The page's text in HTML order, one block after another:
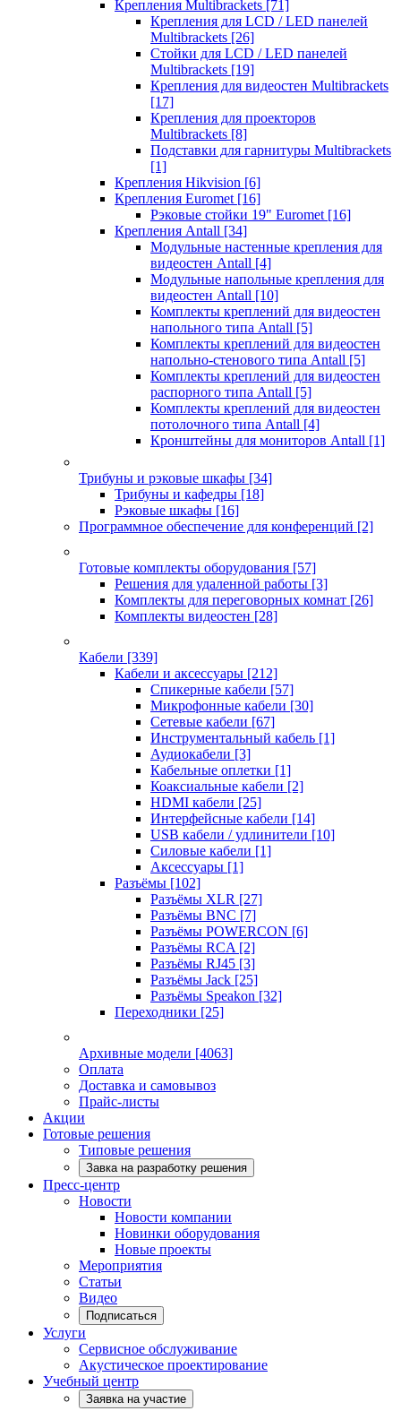
Крепления Multibrackets [71]
Крепления для LCD / LED панелей
Multibrackets [26]
Стойки для LCD / LED панелей
Multibrackets [19]
Крепления для видеостен Multibrackets
[17]
Крепления для проекторов
Multibrackets [8]
Подставки для гарнитуры Multibrackets
[1]
Крепления Hikvision [6]
Крепления Euromet [16]
Рэковые стойки 19" Euromet [16]
Крепления Antall [34]
Модульные настенные крепления для
видеостен Antall [4]
Модульные напольные крепления для
видеостен Antall [10]
Комплекты креплений для видеостен
напольного типа Antall [5]
Комплекты креплений для видеостен
напольно-стенового типа Antall [5]
Комплекты креплений для видеостен
распорного типа Antall [5]
Комплекты креплений для видеостен
потолочного типа Antall [4]
Кронштейны для мониторов Antall [1]
Трибуны и рэковые шкафы [34]
Трибуны и кафедры [18]
Рэковые шкафы [16]
Программное обеспечение для конференций [2]
Готовые комплекты оборудования [57]
Решения для удаленной работы [3]
Комплекты для переговорных комнат [26]
Комплекты видеостен [28]
Кабели [339]
Кабели и аксессуары [212]
Спикерные кабели [57]
Микрофонные кабели [30]
Сетевые кабели [67]
Инструментальный кабель [1]
Аудиокабели [3]
Кабельные оплетки [1]
Коаксиальные кабели [2]
HDMI кабели [25]
Интерфейсные кабели [14]
USB кабели / удлинители [10]
Силовые кабели [1]
Аксессуары [1]
Разъёмы [102]
Разъёмы XLR [27]
Разъёмы BNC [7]
Разъёмы POWERCON [6]
Разъёмы RCA [2]
Разъёмы RJ45 [3]
Разъёмы Jack [25]
Разъёмы Speakon [32]
Переходники [25]
Архивные модели [4063]
Оплата
Доставка и самовывоз
Прайс-листы
Акции
Готовые решения
Типовые решения
Завка на разработку решения
Пресс-центр
Новости
Новости компании
Новинки оборудования
Новые проекты
Мероприятия
Статьи
Видео
Подписаться
Услуги
Сервисное обслуживание
Акустическое проектирование
Учебный центр
Заявка на участие